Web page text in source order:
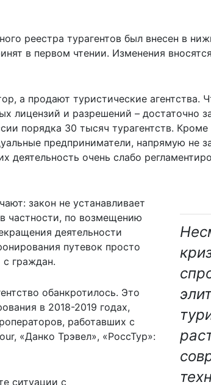
реестра турагентов был внесен в
в первом чтении. Изменения
а продают туристические агентства.
лицензий и разрешений – достаточно
порядка 30 тысяч турагентств.
предприниматели, напрямую не
деятельность очень слабо
закон не устанавливает
частности, по возмещению
деятельности
путевок просто
с граждан.
обанкротилось. Это
в 2018-2019 годах,
работавших с
«Данко Трэвел», «РоссТур»:
ситуации с